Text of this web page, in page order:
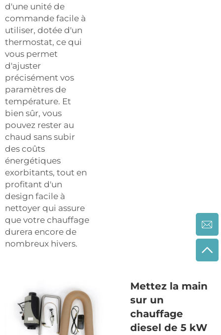
d'une unité de
commande facile à
utiliser, dotée d'un
thermostat, ce qui
vous permet
d'ajuster
précisément vos
paramètres de
température. Et
bien sûr, vous
pouvez rester au
chaud sans subir
des coûts
énergétiques
exorbitants, tout en
profitant d'un
design facile à
nettoyer qui assure
que votre chauffage
durera encore de
nombreux hivers.
Mettez la main
sur un
chauffage
diesel de 5 kW